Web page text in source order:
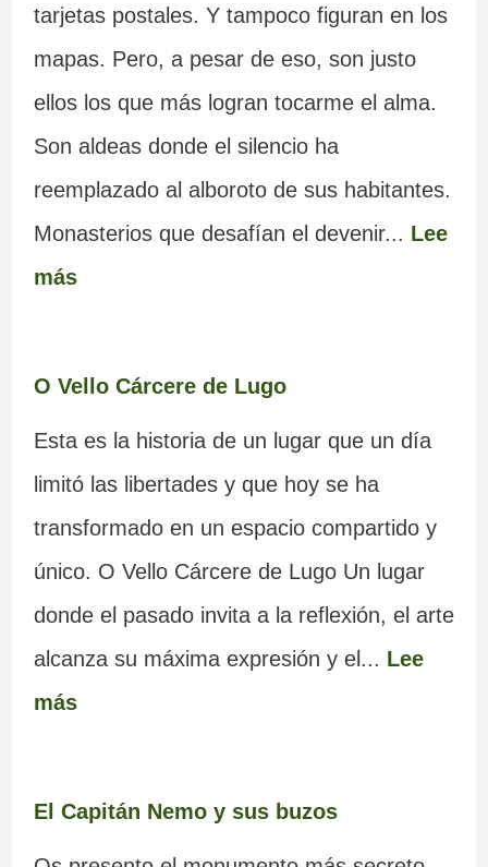
tarjetas postales. Y tampoco figuran en los
mapas. Pero, a pesar de eso, son justo
ellos los que más logran tocarme el alma.
Son aldeas donde el silencio ha
reemplazado al alboroto de sus habitantes.
Monasterios que desafían el devenir... Lee
más
O Vello Cárcere de Lugo
Esta es la historia de un lugar que un día
limitó las libertades y que hoy se ha
transformado en un espacio compartido y
único. O Vello Cárcere de Lugo Un lugar
donde el pasado invita a la reflexión, el arte
alcanza su máxima expresión y el... Lee
más
El Capitán Nemo y sus buzos